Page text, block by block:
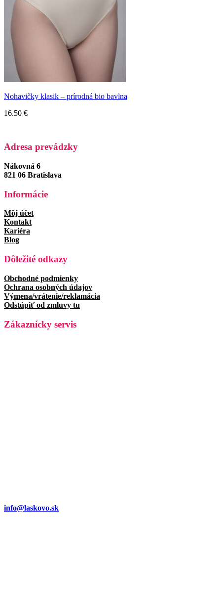
Nohavičky klasik – prírodná bio bavlna
16.50 €
Adresa prevádzky
Nákovná 6
821 06 Bratislava
Informácie
Môj účet
Kontakt
Kariéra
Blog
Dôležité odkazy
Obchodné podmienky
Ochrana osobných údajov
Výmena/vrátenie/reklamácia
Odstúpiť od zmluvy tu
Zákaznícky servis
info@laskovo.sk